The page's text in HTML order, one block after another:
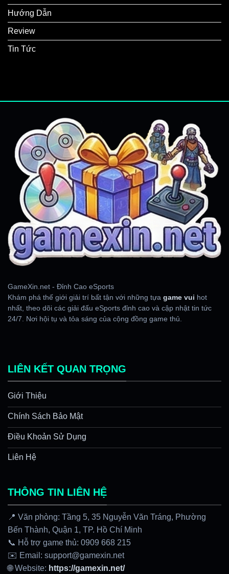
Tài
Hướng Dẫn
Review
Tin Tức
GameXin.net - Đỉnh Cao eSports
Khám phá thế giới giải trí bất tận với những tựa game vui hot
nhất, theo dõi các giải đấu eSports đỉnh cao và cập nhật tin tức
24/7. Nơi hội tụ và tỏa sáng của cộng đồng game thủ.
LIÊN KẾT QUAN TRỌNG
Giới Thiệu
Chính Sách Bảo Mật
Điều Khoản Sử Dụng
Liên Hệ
THÔNG TIN LIÊN HỆ
📍 Văn phòng: Tầng 5, 35 Nguyễn Văn Tráng, Phường
Bến Thành, Quận 1, TP. Hồ Chí Minh
📞 Hỗ trợ game thủ: 0909 668 215
✉️ Email: support@gamexin.net
🌐 Website: https://gamexin.net/